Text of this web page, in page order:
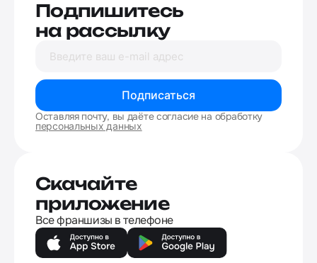
Подпишитесь
на рассылку
Подписаться
Оставляя почту, вы даёте согласие на обработку
персональных данных
Скачайте
приложение
Все франшизы в телефоне